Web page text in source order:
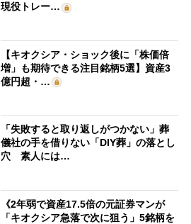
現役トレー…
【キオクシア・ショック後に「株価倍
増」も期待できる注目銘柄5選】資産3
億円超・…
「失敗すると取り返しがつかない」葬
儀社の手を借りない「DIY葬」の落とし
穴 素人には…
《2年弱で資産17.5倍の元証券マンが
「キオクシア急落で次に狙う」5銘柄を